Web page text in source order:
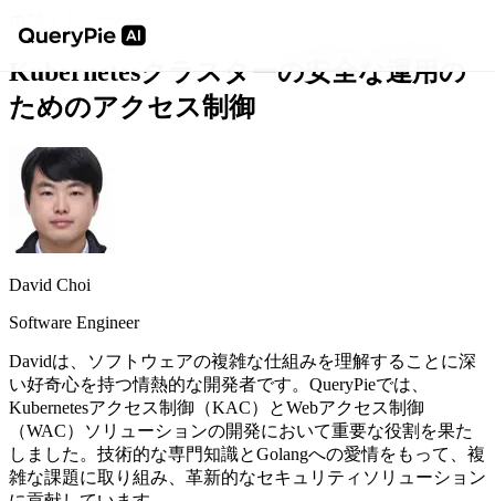
Kubernetesクラスターの安全な運用の
ためのアクセス制御
David Choi
Software Engineer
Davidは、ソフトウェアの複雑な仕組みを理解することに深
い好奇心を持つ情熱的な開発者です。QueryPieでは、
Kubernetesアクセス制御（KAC）とWebアクセス制御
（WAC）ソリューションの開発において重要な役割を果た
しました。技術的な専門知識とGolangへの愛情をもって、複
雑な課題に取り組み、革新的なセキュリティソリューション